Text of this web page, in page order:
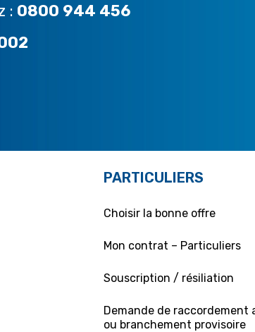
: 0800 944 456
PARTICULIERS
Choisir la bonne offre
Mon contrat – Particuliers
Souscription / résiliation
Demande de raccordement
ou branchement provisoire